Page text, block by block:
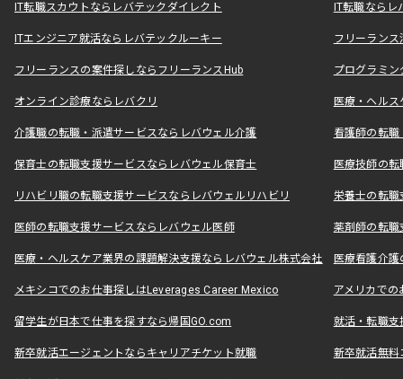
IT転職スカウトならレバテックダイレクト IT転職なら
ITエンジニア就活ならレバテックルーキー フリーラン
フリーランスの案件探しならフリーランスHub プログラミ
オンライン診療ならレバクリ 医療・ヘル
介護職の転職・派遣サービスならレバウェル介護 看護師の転
保育士の転職支援サービスならレバウェル保育士 医療技師の
リハビリ職の転職支援サービスならレバウェルリハビリ 栄養士の転
医師の転職支援サービスならレバウェル医師 薬剤師の転
医療・ヘルスケア業界の課題解決支援ならレバウェル株式会社 医療看護介
メキシコでのお仕事探しはLeverages Career Mexico アメリカで
留学生が日本で仕事を探すなら帰国GO.com 就活・転職
新卒就活エージェントならキャリアチケット就職 新卒就活無料